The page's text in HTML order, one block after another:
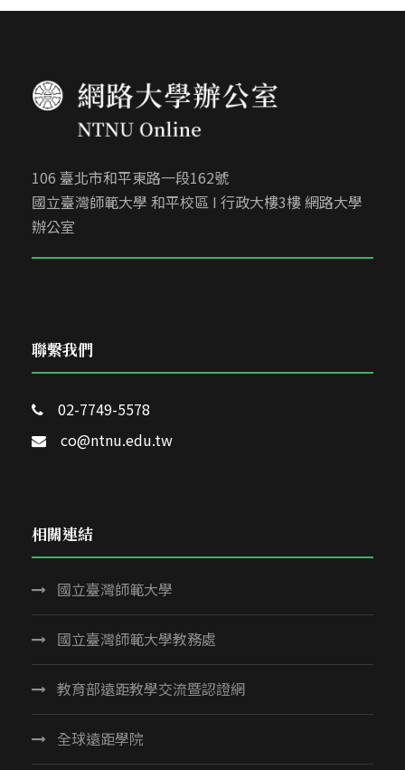
106 臺北市和平東路一段162號
國立臺灣師範大學 和平校區 I 行政大樓3樓 網路大學
辦公室
聯繫我們
02-7749-5578
co@ntnu.edu.tw
相關連結
國立臺灣師範大學
國立臺灣師範大學教務處
教育部遠距教學交流暨認證網
全球遠距學院